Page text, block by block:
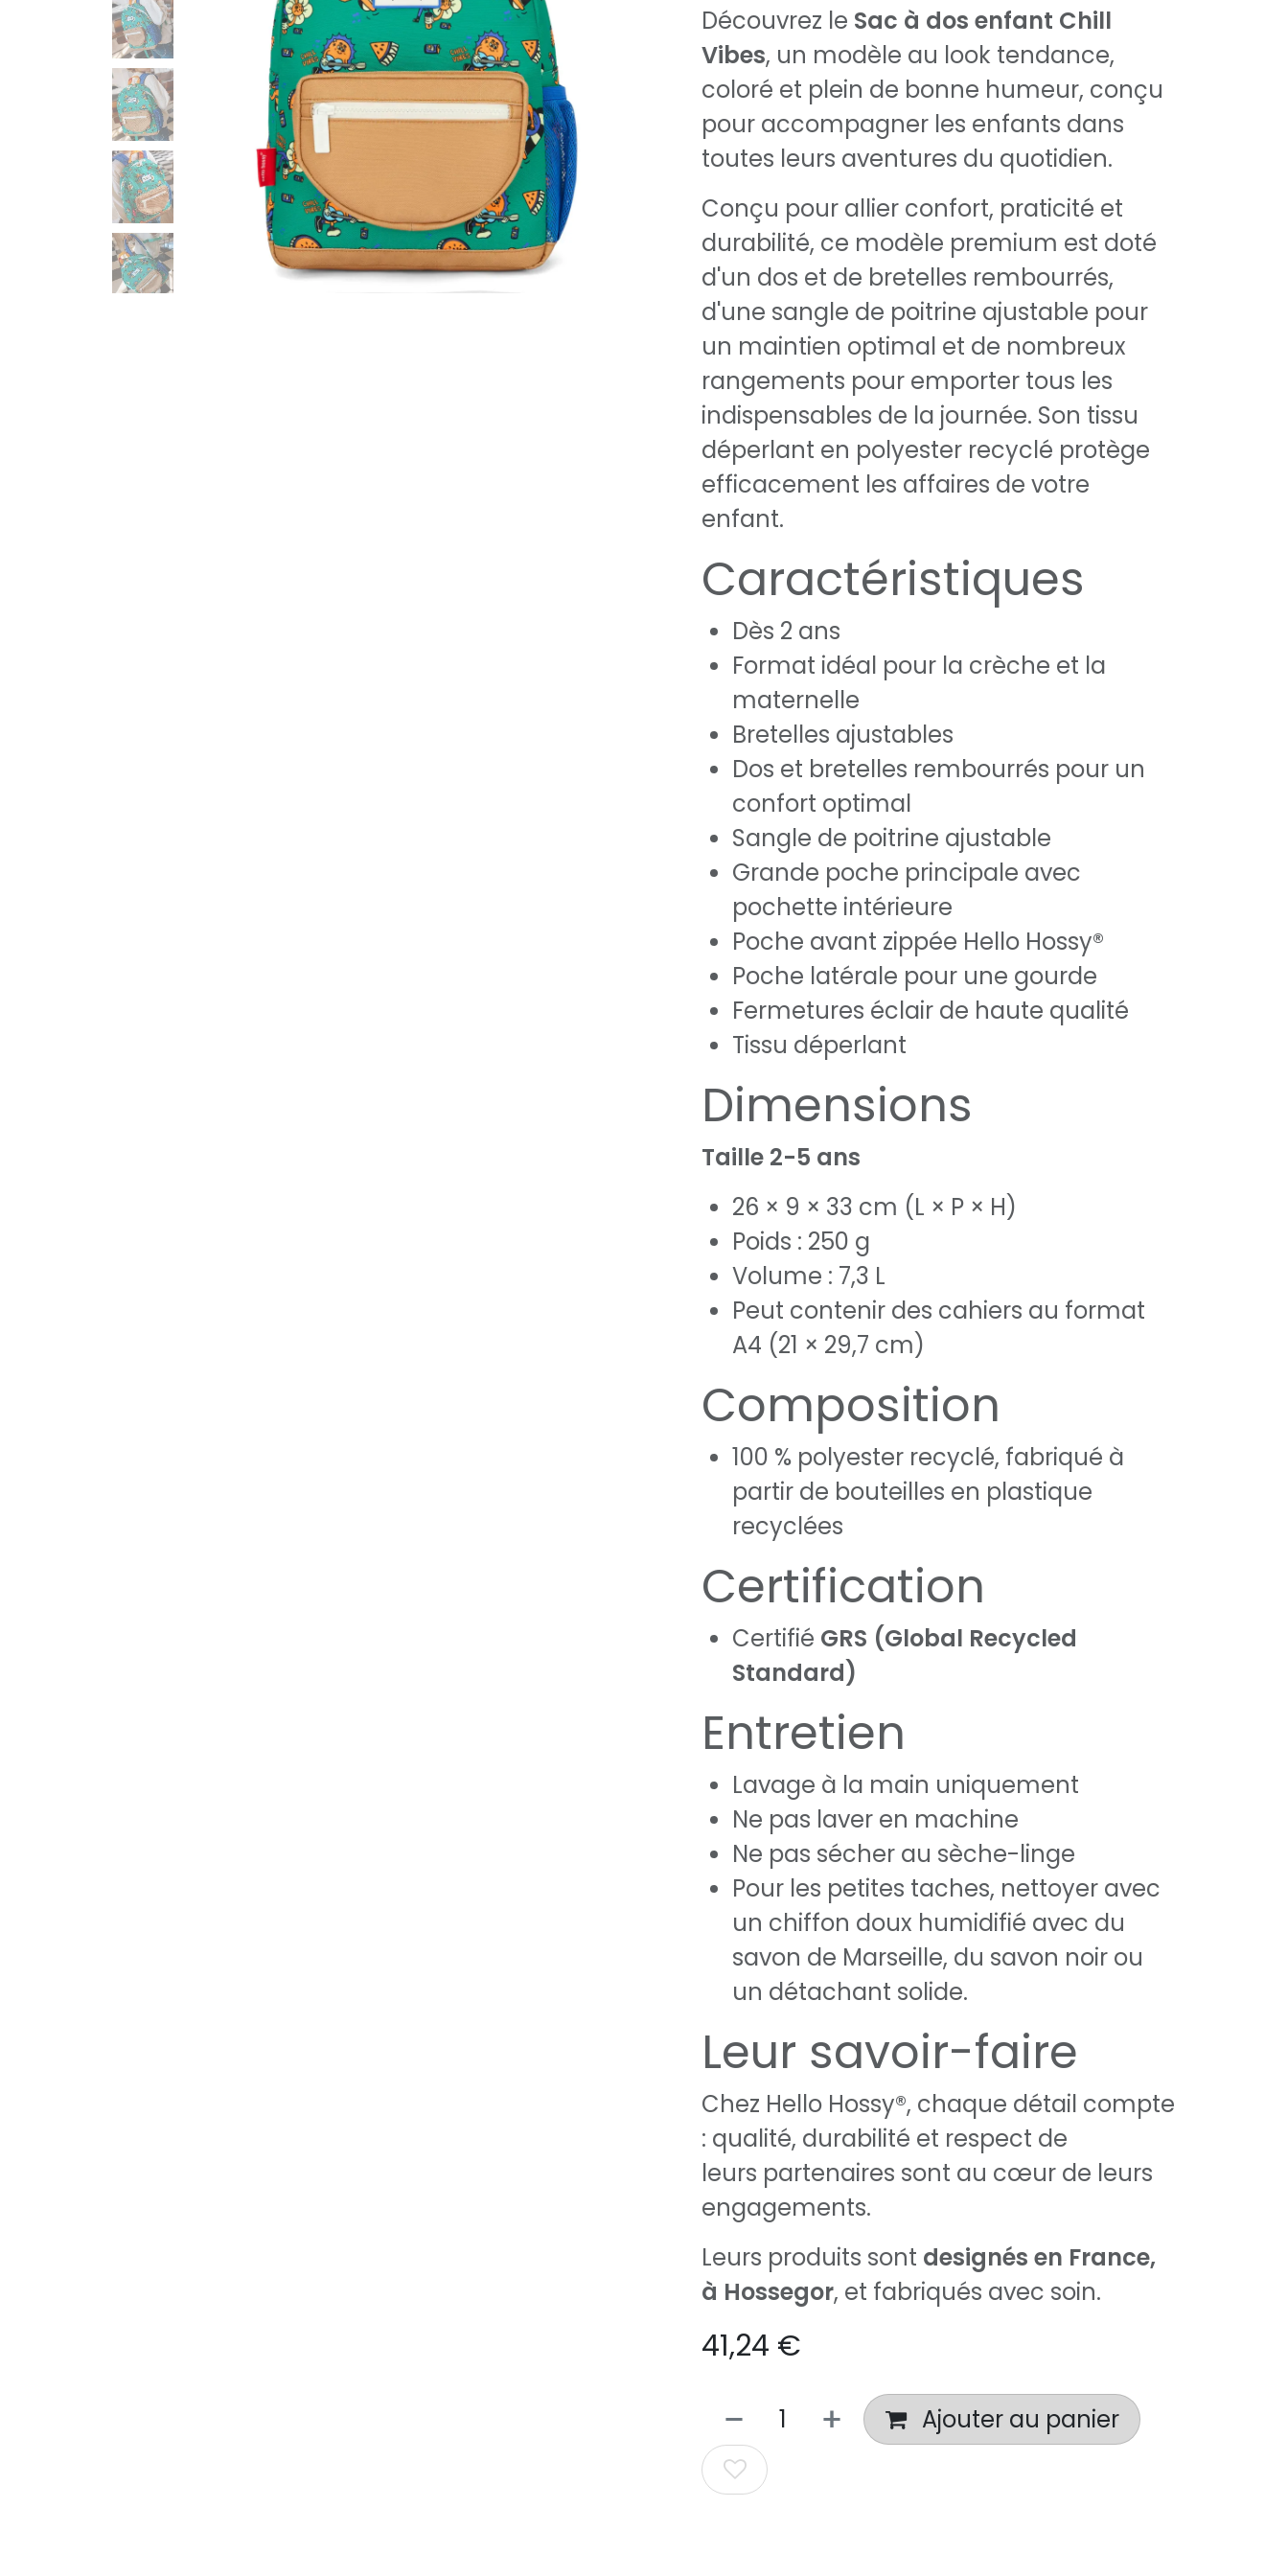
Découvrez le Sac à dos enfant Chill
Vibes, un modèle au look tendance,
coloré et plein de bonne humeur, conçu
pour accompagner les enfants dans
toutes leurs aventures du quotidien.
Conçu pour allier confort, praticité et
durabilité, ce modèle premium est doté
d'un dos et de bretelles rembourrés,
d'une sangle de poitrine ajustable pour
un maintien optimal et de nombreux
rangements pour emporter tous les
indispensables de la journée. Son tissu
déperlant en polyester recyclé protège
efficacement les affaires de votre
enfant.
Caractéristiques
Dès 2 ans
Format idéal pour la crèche et la
maternelle
Bretelles ajustables
Dos et bretelles rembourrés pour un
confort optimal
Sangle de poitrine ajustable
Grande poche principale avec
pochette intérieure
Poche avant zippée Hello Hossy®
Poche latérale pour une gourde
Fermetures éclair de haute qualité
Tissu déperlant
Dimensions
Taille 2-5 ans
26 × 9 × 33 cm (L × P × H)
Poids : 250 g
Volume : 7,3 L
Peut contenir des cahiers au format
A4 (21 × 29,7 cm)
Composition
100 % polyester recyclé, fabriqué à
partir de bouteilles en plastique
recyclées
Certification
Certifié GRS (Global Recycled
Standard)
Entretien
Lavage à la main uniquement
Ne pas laver en machine
Ne pas sécher au sèche-linge
Pour les petites taches, nettoyer avec
un chiffon doux humidifié avec du
savon de Marseille, du savon noir ou
un détachant solide.
Leur savoir-faire
Chez Hello Hossy®, chaque détail compte
: qualité, durabilité et respect de
leurs partenaires sont au cœur de leurs
engagements.
Leurs produits sont designés en France,
à Hossegor, et fabriqués avec soin.
41,24 €
Ajouter au panier